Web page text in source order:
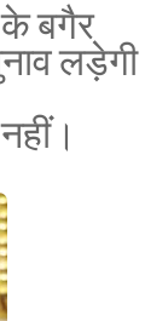
के बगैर
लड़ेगी